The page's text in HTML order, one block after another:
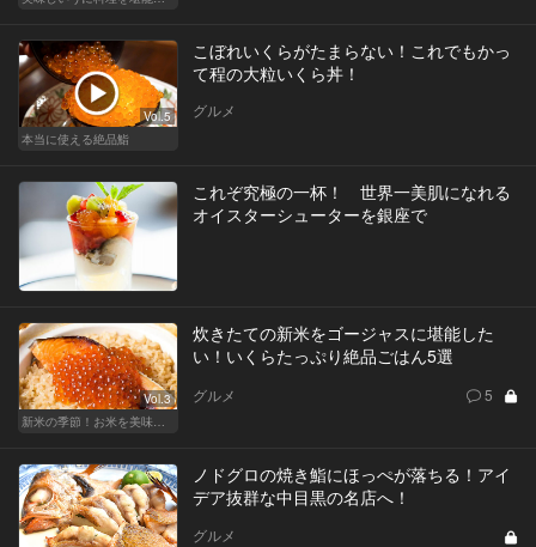
Vol.5
本当に使える絶品鮨
こぼれいくらがたまらない！これでもかっ
て程の大粒いくら丼！
グルメ
これぞ究極の一杯！ 世界一美肌になれる
オイスターシューターを銀座で
Vol.3
炊きたての新米をゴージャスに堪能した
い！いくらたっぷり絶品ごはん5選
グルメ 5
ノドグロの焼き鮨にほっぺが落ちる！アイ
デア抜群な中目黒の名店へ！
グルメ